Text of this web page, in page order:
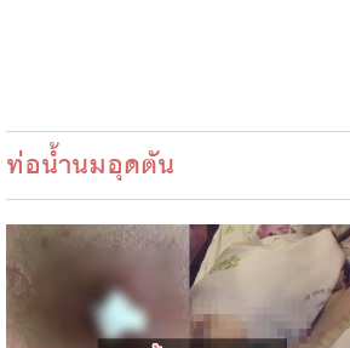
ท่อน้ำนมอุดตัน